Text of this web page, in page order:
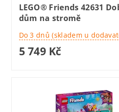
LEGO® Friends 42631
dům na stromě
Do 3 dnů (skladem u
5 749 Kč